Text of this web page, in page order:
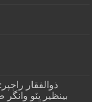
ذوالفقار
بينظير ڀٽو